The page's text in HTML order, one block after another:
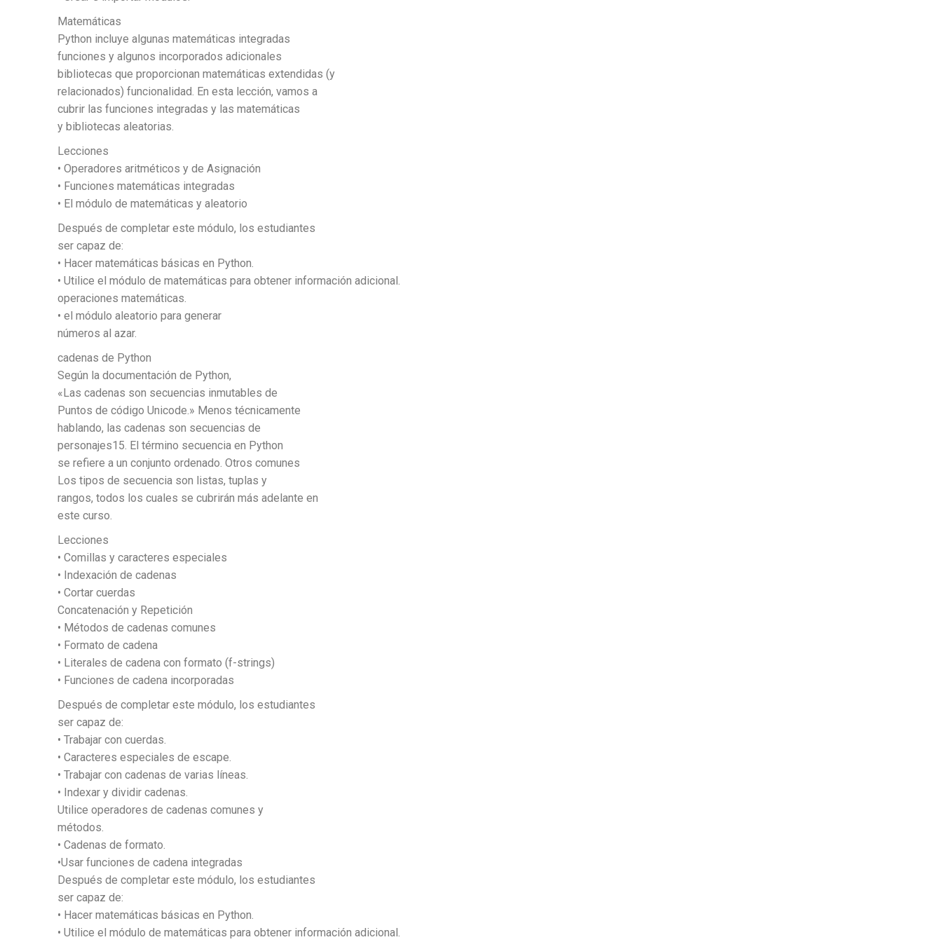
Matemáticas
Python incluye algunas matemáticas integradas
funciones y algunos incorporados adicionales
bibliotecas que proporcionan matemáticas extendidas (y
relacionados) funcionalidad. En esta lección, vamos a
cubrir las funciones integradas y las matemáticas
y bibliotecas aleatorias.
Lecciones
• Operadores aritméticos y de Asignación
• Funciones matemáticas integradas
• El módulo de matemáticas y aleatorio
Después de completar este módulo, los estudiantes
ser capaz de:
• Hacer matemáticas básicas en Python.
• Utilice el módulo de matemáticas para obtener información adicional.
operaciones matemáticas.
• el módulo aleatorio para generar
números al azar.
cadenas de Python
Según la documentación de Python,
«Las cadenas son secuencias inmutables de
Puntos de código Unicode.» Menos técnicamente
hablando, las cadenas son secuencias de
personajes15. El término secuencia en Python
se refiere a un conjunto ordenado. Otros comunes
Los tipos de secuencia son listas, tuplas y
rangos, todos los cuales se cubrirán más adelante en
este curso.
Lecciones
• Comillas y caracteres especiales
• Indexación de cadenas
• Cortar cuerdas
Concatenación y Repetición
• Métodos de cadenas comunes
• Formato de cadena
• Literales de cadena con formato (f-strings)
• Funciones de cadena incorporadas
Después de completar este módulo, los estudiantes
ser capaz de:
• Trabajar con cuerdas.
• Caracteres especiales de escape.
• Trabajar con cadenas de varias líneas.
• Indexar y dividir cadenas.
Utilice operadores de cadenas comunes y
métodos.
• Cadenas de formato.
•Usar funciones de cadena integradas
Después de completar este módulo, los estudiantes
ser capaz de:
• Hacer matemáticas básicas en Python.
• Utilice el módulo de matemáticas para obtener información adicional.